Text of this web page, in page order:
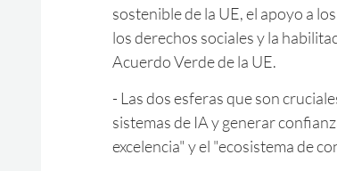
sostenible de la UE, el apoyo a
los derechos sociales y la
Acuerdo Verde de la UE.
- Las dos esferas que son
sistemas de IA y generar
excelencia" y el "ecosistema de